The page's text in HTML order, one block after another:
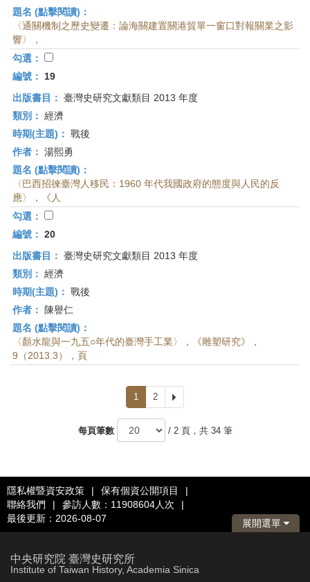
題名 (點擊閱讀)：
〈通關機制之歷史變遷：論海關建置關港貿單一窗口對報關業之影
響〉，
勾選：
編號：
19
出版書目： 臺灣史研究文獻類目 2013 年度
類別： 經濟
時期(主題)： 戰後
作者： 湯熙勇
題名 (點擊閱讀)：
〈巴西招徠臺灣人移民：1960 年代我國政府的態度與人民的反
應〉，《人
勾選：
編號： 20
出版書目： 臺灣史研究文獻類目 2013 年度
類別： 經濟
時期(主題)： 戰後
作者：
陳譽仁
題名 (點擊閱讀)：
〈顏水龍與一九五○年代的臺灣手工業〉，《雕塑研究》，
9（2013.3），頁
1 2
一
每頁筆數
/ 2 頁，共 34 筆
隱私權暨資安政策 | 保有個資公開項目
|
聯絡我們
| 參訪人數：11908604人次
|
最後更新：2026-08-07
展開選單
中央研究院 臺灣史研究所
Institute of Taiwan History, Academia Sinica